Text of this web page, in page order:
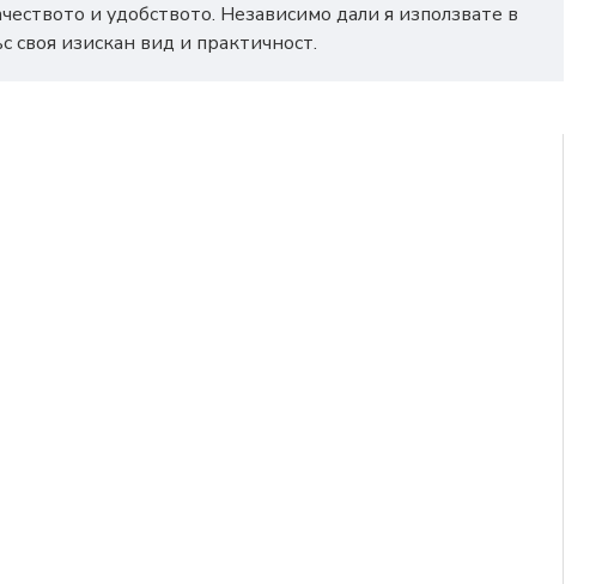
и удобството. Независимо дали я използвате в
своя изискан вид и практичност.